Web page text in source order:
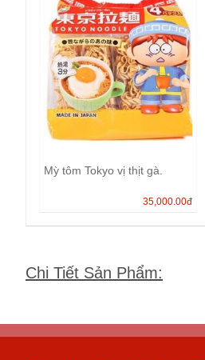
Mỳ tôm Tokyo vị thịt gà.
35,000.00đ
Chi Tiết Sản Phẩm: